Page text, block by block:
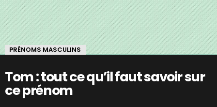
PRÉNOMS MASCULINS
Tom : tout ce qu’il faut savoir sur
ce prénom